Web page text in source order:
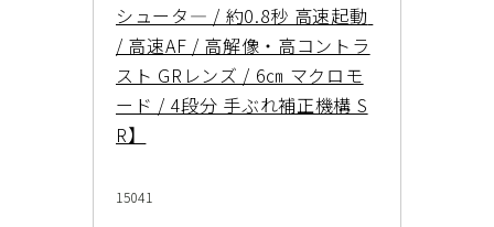
シュータ― / 約0.8秒 高速起動
/ 高速AF / 高解像・高コントラ
スト GRレンズ / 6㎝ マクロモ
ード / 4段分 手ぶれ補正機構 S
R】
15041